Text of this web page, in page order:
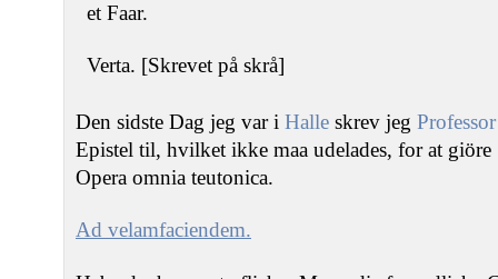
et Faar.
Verta. [Skrevet på skrå]
Den sidste Dag jeg var i Halle skrev jeg
Epistel til, hvilket ikke maa udelades, for at
Opera omnia teutonica.
Ad velamfaciendem.